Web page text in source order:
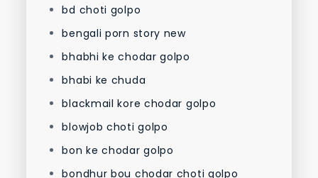
bd choti golpo
bengali porn story new
bhabhi ke chodar golpo
bhabi ke chuda
blackmail kore chodar golpo
blowjob choti golpo
bon ke chodar golpo
bondhur bou chodar choti golpo